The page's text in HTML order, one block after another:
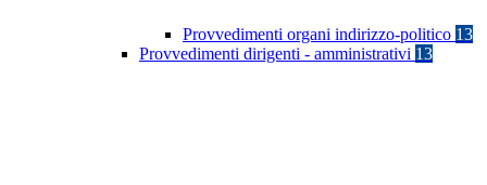
Provvedimenti organi indirizzo-politico 13
Provvedimenti dirigenti - amministrativi 13